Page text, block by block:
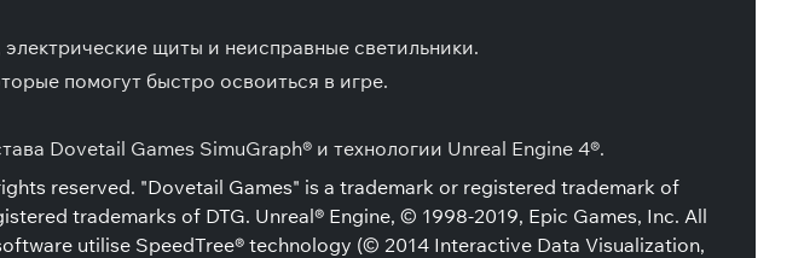
щиты и неисправные светильники.
помогут быстро освоиться в игре.
Dovetail Games SimuGraph® и технологии Unreal Engine 4®.
reserved. "Dovetail Games" is a trademark or registered trademark of
trademarks of DTG. Unreal® Engine, © 1998-2019, Epic Games, Inc. All
utilise SpeedTree® technology (© 2014 Interactive Data Visualization,